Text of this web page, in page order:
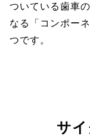
ついている歯車
なる「コンポー
つです。
サ